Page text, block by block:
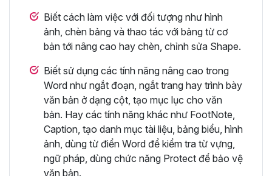
Biết cách làm việc với đối tượng như hình
ảnh, chèn bảng và thao tác với bảng từ cơ
bản tới nâng cao hay chèn, chỉnh sửa Shape.
Biết sử dụng các tính năng nâng cao trong
Word như ngắt đoạn, ngắt trang hay trình bày
văn bản ở dạng cột, tạo mục lục cho văn
bản. Hay các tính năng khác như FootNote,
Caption, tạo danh mục tài liệu, bảng biểu, hình
ảnh, dùng từ điển Word để kiểm tra từ vựng,
ngữ pháp, dùng chức năng Protect để bảo vệ
văn bản.